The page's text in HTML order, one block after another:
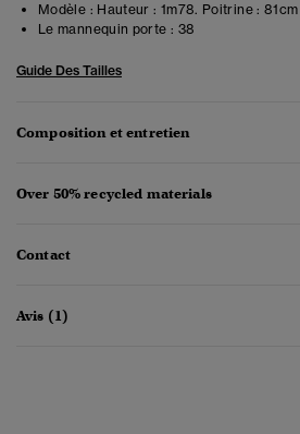
Modèle : Hauteur : 1m78. Poitrine : 81cm
Le mannequin porte : 38
Guide Des Tailles
Composition et entretien
Over 50% recycled materials
Contact
Avis (1)